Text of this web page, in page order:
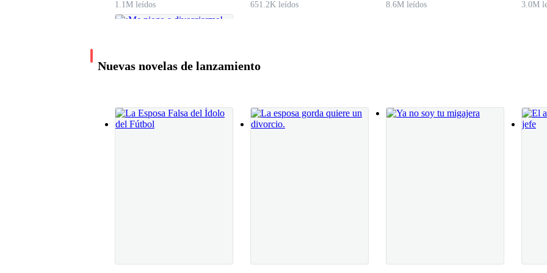
Nosotras somo un grupo de tres amigas, no creo que nos asignen a su grupo, porque ustedes no son una delegación
seminario que ustedes sean asignadas como nuestras anfitrionas. Y no aceptamos un No como respuesta.
Finalmente, Ariana termino de organizar las escarapelas y bajo hasta la entrada para entregárselas a los chicos de la
1.1M leídos
651.2K leídos
8.6M leídos
3.0M
Nuevas novelas de lanzamiento